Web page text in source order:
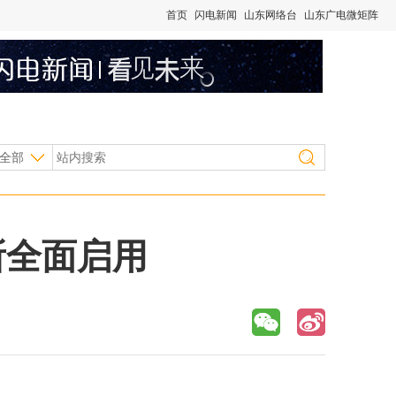
首页 闪电新闻 山东网络台 山东广电微矩阵
部
面启用